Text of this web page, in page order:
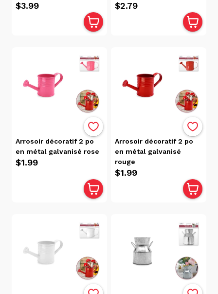
(11)
(16)
Plumes
Pompons,
Cure-
Yeux
Répliques
Miniatures
(17)
Styromousses
$3.99 $2.79
Arrosoir décoratif 2 po
en métal galvanisé rose
$1.99
Arrosoir décoratif 2 po
en métal galvanisé
rouge
$1.99